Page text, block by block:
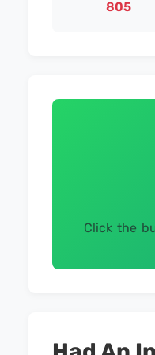
805
Click the